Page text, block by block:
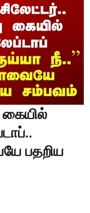
கையில்
பதறிய